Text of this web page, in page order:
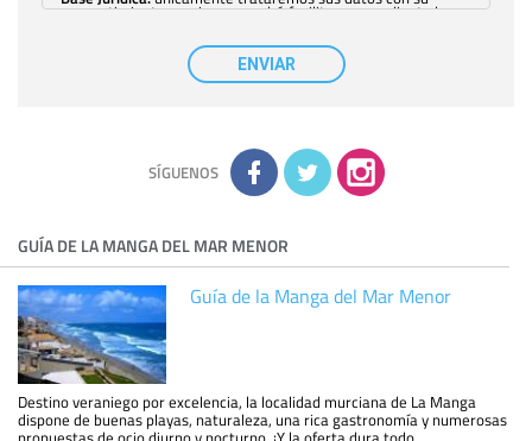
consentimiento previo, que podrá facilitarnos mediante la
con carácter general, sólo el personal de
nuestra entidad que esté debidamente autorizado podrá
tener conocimiento de la información que le pedimos. No se
comunicarán datos a terceros.
adicional y detallada sobre cómo tratamos sus datos en la
política de privacidad
ENVIAR
SÍGUENOS
GUÍA DE LA MANGA DEL MAR MENOR
Guía de la Manga del Mar Menor
Destino veraniego por excelencia, la localidad murciana de La Manga
dispone de buenas playas, naturaleza, una rica gastronomía y numerosas